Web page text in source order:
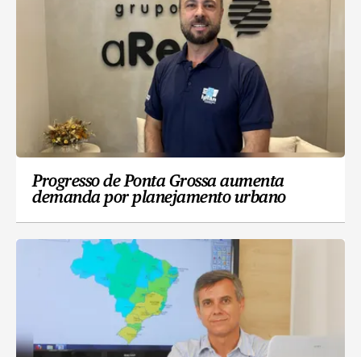
Progresso de Ponta Grossa aumenta
demanda por planejamento urbano